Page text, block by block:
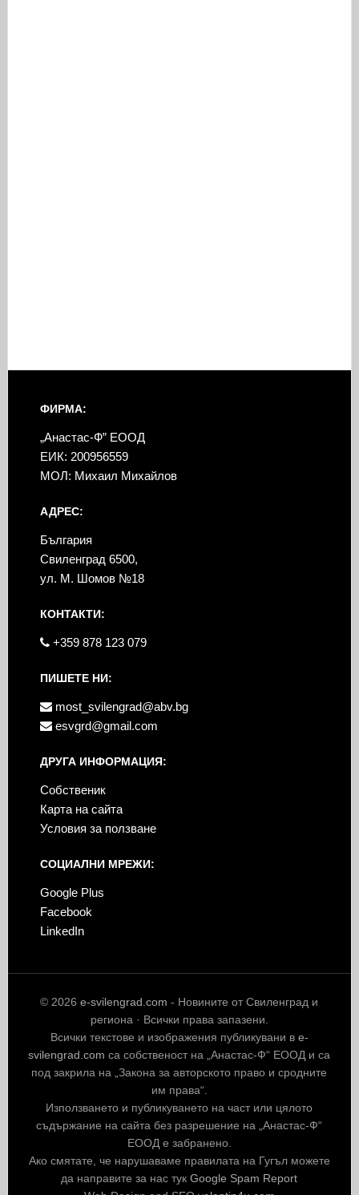
ФИРМА:
„Анастас-Ф” ЕООД
ЕИК: 200956559
МОЛ: Михаил Михайлов
АДРЕС:
България
Свиленград 6500,
ул. М. Шомов №18
КОНТАКТИ:
+359 878 123 079
ПИШЕТЕ НИ:
most_svilengrad@abv.bg
esvgrd@gmail.com
ДРУГА ИНФОРМАЦИЯ:
Собственик
Карта на сайта
Условия за ползване
СОЦИАЛНИ МРЕЖИ:
Google Plus
Facebook
LinkedIn
© 2026e-svilengrad.com - Новините от Свиленград и
региона · Всички права запазени.
Всички текстове и изображения публикувани в e-
svilengrad.com са собственост на „Анастас-Ф“ ЕООД и са
под закрила на „Закона за авторското право и сродните
им права“.
Използването и публикуването на част или цялото
съдържание на сайта без разрешение на „Анастас-Ф“
ЕООД е забранено.
Ако смятате, че нарушаваме правилата на Гугъл можете
да направите за нас тукGoogle Spam Report